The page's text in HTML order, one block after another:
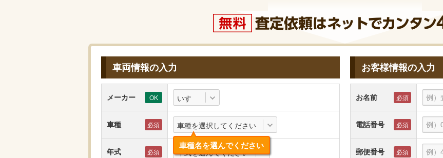
車両情報の入力
メーカー いすゞ
車種 車種を選択してください
車種名を選んでください
年式 年式を選んでください
お客様情報の入力
お名前
電話番号
郵便番号